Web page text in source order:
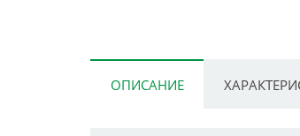
ОПИСАНИЕ